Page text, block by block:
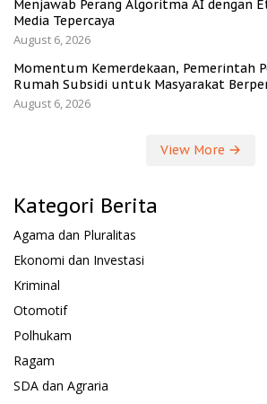
Menjawab Perang Algoritma AI dengan
Media Tepercaya
August 6, 2026
Momentum Kemerdekaan, Pemerintah
Rumah Subsidi untuk Masyarakat
August 6, 2026
View More
Kategori Berita
Agama dan Pluralitas
Ekonomi dan Investasi
Kriminal
Otomotif
Polhukam
Ragam
SDA dan Agraria